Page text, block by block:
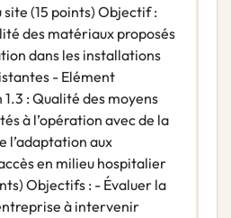
(15 points) Objectif :
des matériaux proposés
dans les installations
- Elément
: Qualité des moyens
à l’opération avec de la
l’adaptation aux
en milieu hospitalier
Objectifs : - Évaluer la
à intervenir